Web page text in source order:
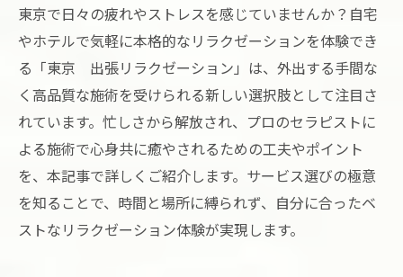
東京で日々の疲れやストレスを感じていませんか？自宅
やホテルで気軽に本格的なリラクゼーションを体験でき
る「東京 出張リラクゼーション」は、外出する手間な
く高品質な施術を受けられる新しい選択肢として注目さ
れています。忙しさから解放され、プロのセラピストに
よる施術で心身共に癒やされるための工夫やポイント
を、本記事で詳しくご紹介します。サービス選びの極意
を知ることで、時間と場所に縛られず、自分に合ったベ
ストなリラクゼーション体験が実現します。